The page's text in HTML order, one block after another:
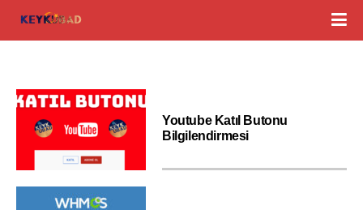
Youtube Katıl Butonu
Bilgilendirmesi